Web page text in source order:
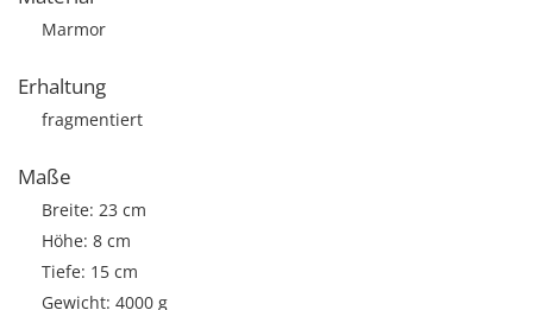
Marmor
Erhaltung
fragmentiert
Maße
Breite: 23 cm
Höhe: 8 cm
Tiefe: 15 cm
Gewicht: 4000 g